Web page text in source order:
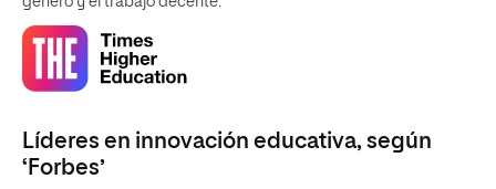
Líderes en innovación educativa, según
‘Forbes’